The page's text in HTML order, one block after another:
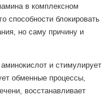
в комплексном
способности блокировать
но саму причину и
и стимулирует
обменные процессы,
восстанавливает